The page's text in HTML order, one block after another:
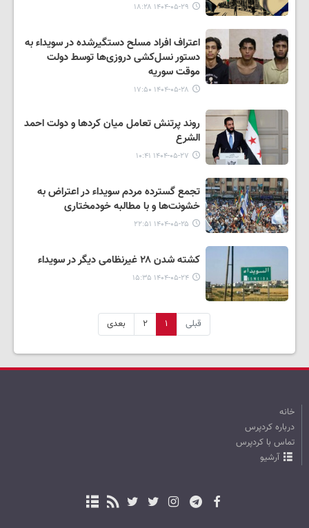
۱۴۰۴-۰۵-۲۹ ۱۸:۲۸
اعتراف افراد مسلح دستگیرشده در سویداء به
دستور نسل‌کشی دروزی‌ها توسط دولت
موقت سوریه
۱۴۰۴-۰۵-۲۸ ۱۷:۵۰
روند پرتنش تعامل میان کردها و دولت احمد
الشرع
۱۴۰۴-۰۵-۲۷ ۱۰:۴۱
تجمع گسترده مردم سویداء در اعتراض به
خشونت‌ها و با مطالبه خودمختاری
۱۴۰۴-۰۵-۲۵ ۲۲:۵۱
کشته شدن ۲۸ غیرنظامی دیگر در سویداء
۱۴۰۴-۰۵-۲۴ ۱۵:۳۵
قبلی ۱ ۲ بعدی
خانه
درباره کردپرس
تماس با کردپرس
آرشیو